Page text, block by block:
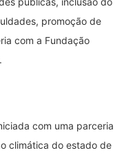
promoção de
com a Fundação
com uma parceria
climática do estado de